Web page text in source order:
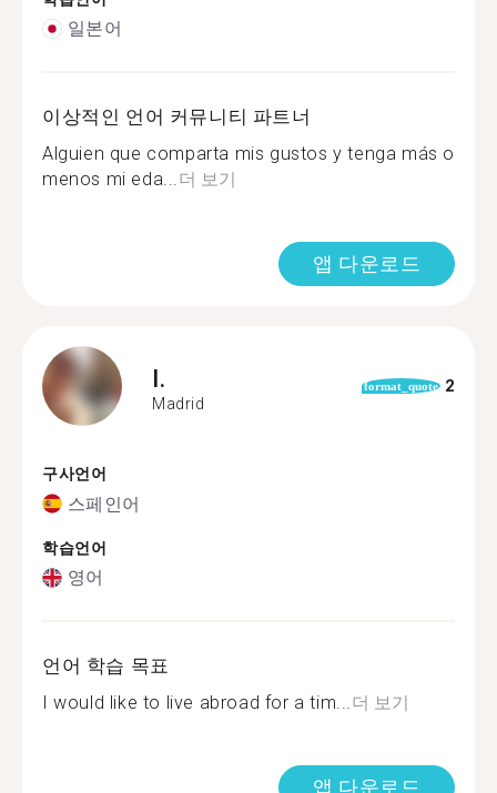
일본어
이상적인 언어 커뮤니티 파트너
Alguien que comparta mis gustos y tenga más o
menos mi eda...더 보기
앱 다운로드
I.
Madrid
format_quote 2
구사언어
스페인어
학습언어
영어
언어 학습 목표
I would like to live abroad for a tim...더 보기
앱 다운로드